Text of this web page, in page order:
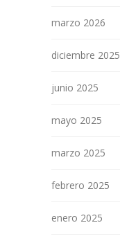
marzo 2026
diciembre 2025
junio 2025
mayo 2025
marzo 2025
febrero 2025
enero 2025